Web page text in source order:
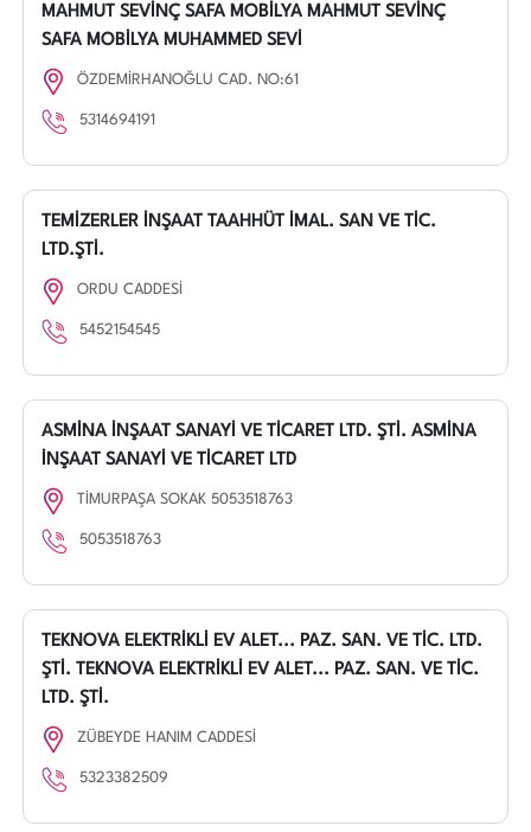
MAHMUT SEVİNÇ SAFA MOBİLYA MAHMUT SEVİNÇ
SAFA MOBİLYA MUHAMMED SEVİ
ÖZDEMİRHANOĞLU CAD. NO:61
5314694191
TEMİZERLER İNŞAAT TAAHHÜT İMAL. SAN VE TİC.
LTD.ŞTİ.
ORDU CADDESİ
5452154545
ASMİNA İNŞAAT SANAYİ VE TİCARET LTD. ŞTİ. ASMİNA
İNŞAAT SANAYİ VE TİCARET LTD
TİMURPAŞA SOKAK 5053518763
5053518763
TEKNOVA ELEKTRİKLİ EV ALET... PAZ. SAN. VE TİC. LTD.
ŞTİ. TEKNOVA ELEKTRİKLİ EV ALET... PAZ. SAN. VE TİC.
LTD. ŞTİ.
ZÜBEYDE HANIM CADDESİ
5323382509